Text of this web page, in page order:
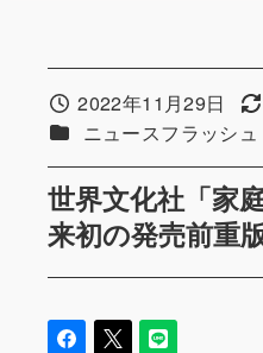
世界文化社「家
来初の発売前重
投稿日2022年11月29日
カテゴリー
ニュースフラッシュ